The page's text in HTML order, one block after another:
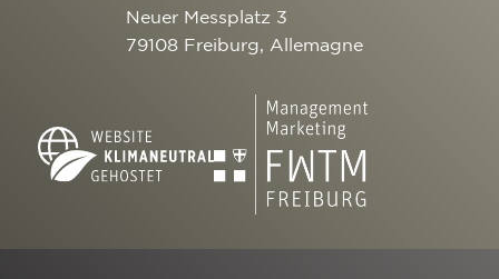
Neuer Messplatz 3
79108 Freiburg, Allemagne